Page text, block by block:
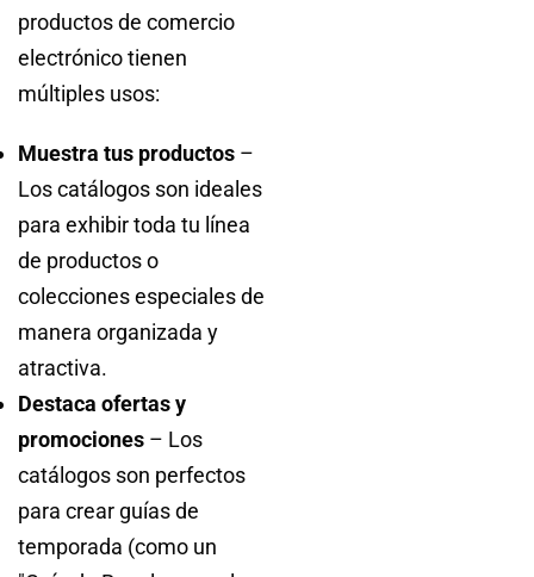
productos de comercio
electrónico tienen
múltiples usos:
Muestra tus productos –
Los catálogos son ideales
para exhibir toda tu línea
de productos o
colecciones especiales de
manera organizada y
atractiva.
Destaca ofertas y
promociones – Los
catálogos son perfectos
para crear guías de
temporada (como un